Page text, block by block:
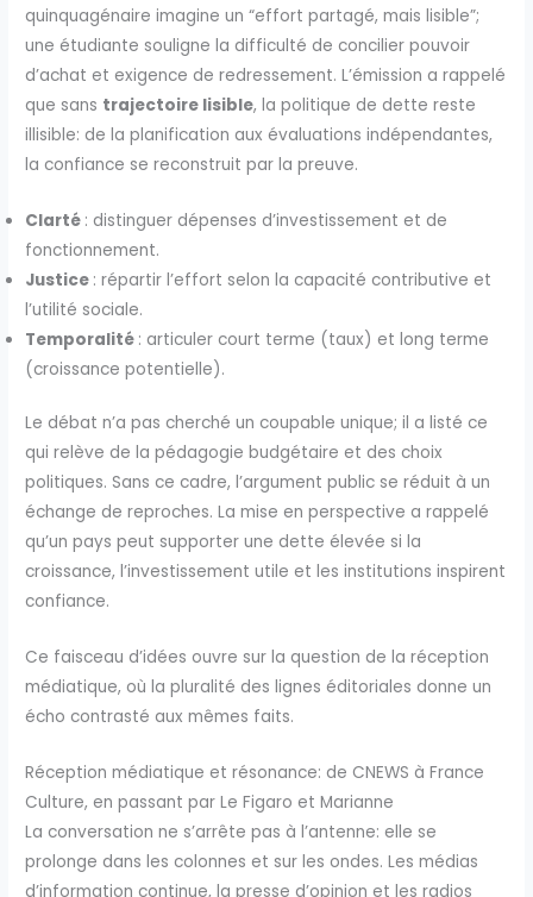
quinquagénaire imagine un “effort partagé, mais lisible”;
une étudiante souligne la difficulté de concilier pouvoir
d’achat et exigence de redressement. L’émission a rappelé
que sans trajectoire lisible, la politique de dette reste
illisible: de la planification aux évaluations indépendantes,
la confiance se reconstruit par la preuve.
Clarté : distinguer dépenses d’investissement et de
fonctionnement.
Justice : répartir l’effort selon la capacité contributive et
l’utilité sociale.
Temporalité : articuler court terme (taux) et long terme
(croissance potentielle).
Le débat n’a pas cherché un coupable unique; il a listé ce
qui relève de la pédagogie budgétaire et des choix
politiques. Sans ce cadre, l’argument public se réduit à un
échange de reproches. La mise en perspective a rappelé
qu’un pays peut supporter une dette élevée si la
croissance, l’investissement utile et les institutions inspirent
confiance.
Ce faisceau d’idées ouvre sur la question de la réception
médiatique, où la pluralité des lignes éditoriales donne un
écho contrasté aux mêmes faits.
Réception médiatique et résonance: de CNEWS à France
Culture, en passant par Le Figaro et Marianne
La conversation ne s’arrête pas à l’antenne: elle se
prolonge dans les colonnes et sur les ondes. Les médias
d’information continue, la presse d’opinion et les radios